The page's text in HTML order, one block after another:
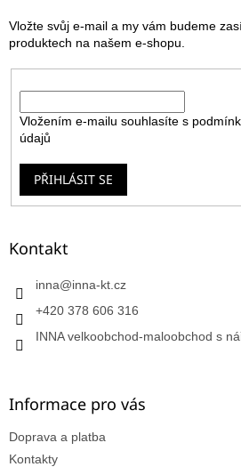
Vložte svůj e-mail a my vám budeme
produktech na našem e-shopu.
Vložením e-mailu souhlasíte s
údajů
PŘIHLÁSIT SE
Kontakt
inna@inna-kt.cz
+420 378 606 316
INNA velkoobchod-maloobchod s
Informace pro vás
Doprava a platba
Kontakty